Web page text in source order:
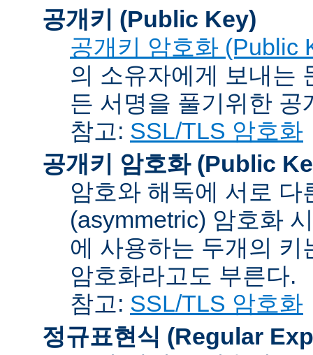
공개키 (Public Key)
공개키 암호화 (Public
의 소유자에게 보내는
든 서명을 풀기위한 공
참고: SSL/TLS 암호화
공개키 암호화 (Public
암호와 해독에 서로
(asymmetric) 암호화
에 사용하는 두개의
암호화라고도 부른다.
참고: SSL/TLS 암호화
정규표현식 (Regular